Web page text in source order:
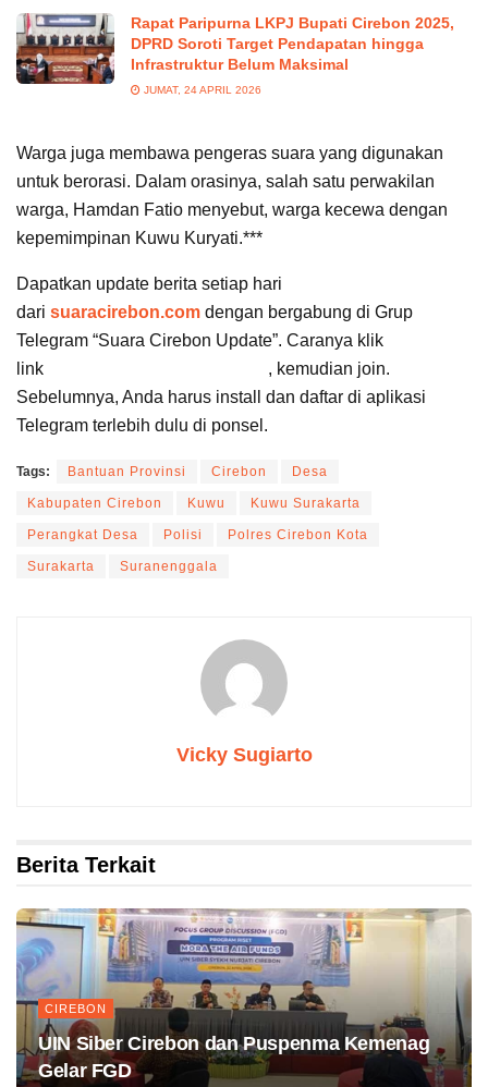
Rapat Paripurna LKPJ Bupati Cirebon 2025,
DPRD Soroti Target Pendapatan hingga
Infrastruktur Belum Maksimal
JUMAT, 24 APRIL 2026
Warga juga membawa pengeras suara yang digunakan
untuk berorasi. Dalam orasinya, salah satu perwakilan
warga, Hamdan Fatio menyebut, warga kecewa dengan
kepemimpinan Kuwu Kuryati.***
Dapatkan update berita setiap hari
dari suaracirebon.com dengan bergabung di Grup
Telegram “Suara Cirebon Update”. Caranya klik
link
, kemudian join.
Sebelumnya, Anda harus install dan daftar di aplikasi
Telegram terlebih dulu di ponsel.
Tags: Bantuan Provinsi Cirebon Desa
Kabupaten Cirebon Kuwu Kuwu Surakarta
Perangkat Desa Polisi Polres Cirebon Kota
Surakarta Suranenggala
Vicky Sugiarto
Berita Terkait
CIREBON
UIN Siber Cirebon dan Puspenma Kemenag
Gelar FGD